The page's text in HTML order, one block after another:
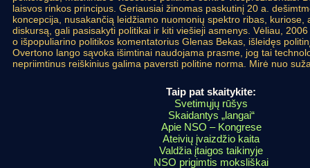
laisvos rinkos principus. Geriausiai žinomas paskutinį 20 a.
koncepcija, nusakančią leidžiamo nuomonių spektro ribas, kuriose,
diskursą, gali pasisakyti politikai ir kiti viešieji asmenys. Vėliau,
o išpopuliarino politikos komentatorius Glenas Bekas, išleidęs
Overtono lango sąvoka išimtinai naudojama prasme, jog tai
nepriimtinus reiškinius galima paversti politine norma. Mirė nuo
Taip pat skaitykite:
Svetimųjų rūšys
Skaidantys „langai“
Apie NSO – Kongrese
Ateivių įvaizdžio kaita
Valdžia įtaigos taikinyje
NSO prigimtis moksliškai